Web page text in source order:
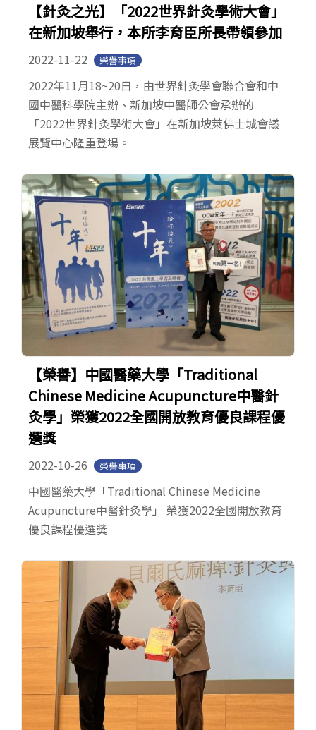
【針灸之光】「2022世界針灸學術大會」
在新加坡舉行，本所李育臣所長帶領參加
2022-11-22 榮譽事項
2022年11月18~20日，由世界針灸學會聯合會和中
國中醫科學院主辦、新加坡中醫師公會承辦的
「2022世界針灸學術大會」在新加坡萊佛士城會議
展覽中心隆重登場。
【榮譽】中國醫藥大學「Traditional
Chinese Medicine Acupuncture中醫針
灸學」榮獲2022全國開放教育優良課程優
選獎
2022-10-26 榮譽事項
中國醫藥大學「Traditional Chinese Medicine
Acupuncture中醫針灸學」 榮獲2022全國開放教育
優良課程優選獎